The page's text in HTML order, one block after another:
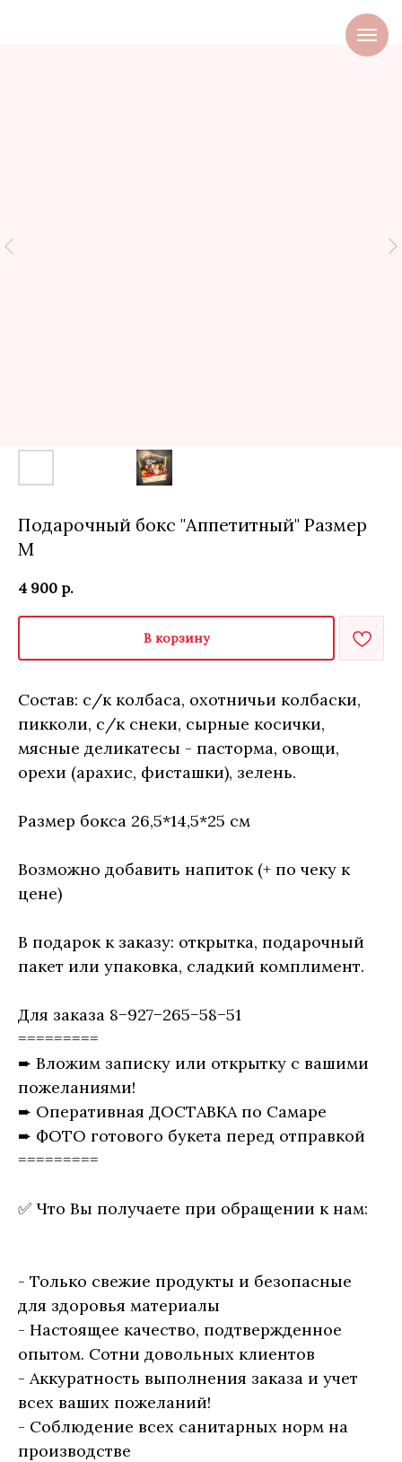
Подарочный бокс "Аппетитный" Размер
М
4 900 р.
В корзину
Состав: с/к колбаса, охотничьи колбаски,
пикколи, с/к снеки, сырные косички,
мясные деликатесы - пасторма, овощи,
орехи (арахис, фисташки), зелень.
Размер бокса 26,5*14,5*25 см
Возможно добавить напиток (+ по чеку к
цене)
В подарок к заказу: открытка, подарочный
пакет или упаковка, сладкий комплимент.
Для заказа 8−927−265−58−51
=========
➨ Вложим записку или открытку с вашими
пожеланиями!
➨ Оперативная ДОСТАВКА по Самаре
➨ ФОТО готового букета перед отправкой
=========
✅ Что Вы получаете при обращении к нам:
- Только свежие продукты и безопасные
для здоровья материалы
- Настоящее качество, подтвержденное
опытом. Сотни довольных клиентов
- Аккуратность выполнения заказа и учет
всех ваших пожеланий!
- Соблюдение всех санитарных норм на
производстве